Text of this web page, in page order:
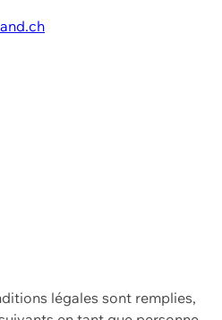
légales sont remplies,